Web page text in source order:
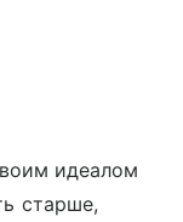
идеалом
старше,